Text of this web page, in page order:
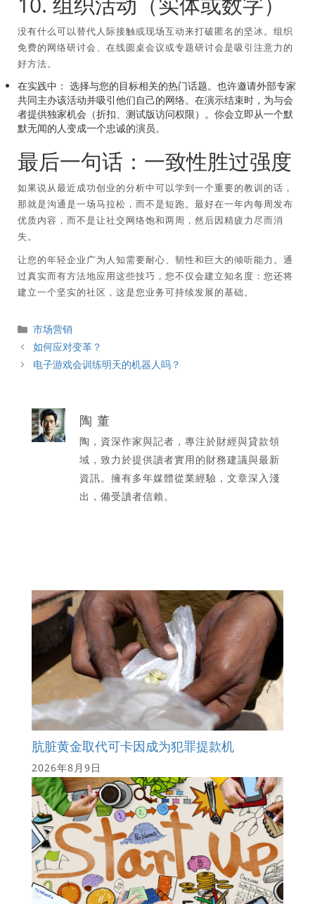
没有什么可以替代人际接触或现场互动来打破匿名的坚冰。组织
免费的网络研讨会、在线圆桌会议或专题研讨会是吸引注意力的
好方法。
在实践中： 选择与您的目标相关的热门话题。也许邀请外部专家
共同主办该活动并吸引他们自己的网络。在演示结束时，为与会
者提供独家机会（折扣、测试版访问权限）。你会立即从一个默
默无闻的人变成一个忠诚的演员。
最后一句话：一致性胜过强度
如果说从最近成功创业的分析中可以学到一个重要的教训的话，
那就是沟通是一场马拉松，而不是短跑。最好在一年内每周发布
优质内容，而不是让社交网络饱和两周，然后因精疲力尽而消
失。
让您的年轻企业广为人知需要耐心、韧性和巨大的倾听能力。通
过真实而有方法地应用这些技巧，您不仅会建立知名度：您还将
建立一个坚实的社区，这是您业务可持续发展的基础。
分
類
市场营销
如何应对变革？
电子游戏会训练明天的机器人吗？
陶 董
陶，資深作家與記者，專注於財經與貸款領
域，致力於提供讀者實用的財務建議與最新
資訊。擁有多年媒體從業經驗，文章深入淺
出，備受讀者信賴。
肮脏黄金取代可卡因成为犯罪提款机
2026年8月9日